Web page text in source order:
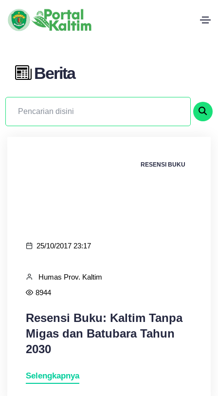
Berita
RESENSI BUKU
25/10/2017 23:17
Humas Prov. Kaltim
8944
Resensi Buku: Kaltim Tanpa
Migas dan Batubara Tahun
2030
Selengkapnya